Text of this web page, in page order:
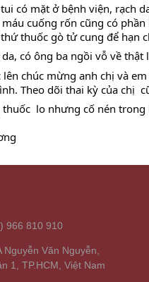
có mặt ở bệnh viện, rạch
cuống rốn cũng có
thuốc gò tử cung để hạn
có ông ba ngồi vỗ về thật
chúc mừng anh chị và
Theo dõi thai kỳ của chị
lo nhưng cố nén
966 810 910
Nguyễn Văn Nguyễn,
1, TP.HCM, Việt Nam